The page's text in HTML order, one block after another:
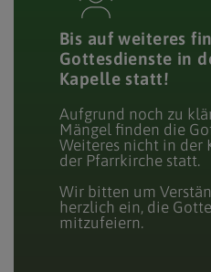
Bis auf weiteres
Gottesdienste in
Kapelle statt!
Aufgrund noch zu
Mängel finden die
Weiteres nicht in der
der Pfarrkirche statt.
Wir bitten um
herzlich ein, die
mitzufeiern.